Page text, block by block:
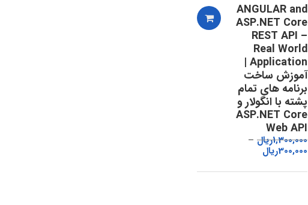
ANGULAR and
ASP.NET Core
REST API –
Real World
Application |
آموزش ساخت
برنامه های تمام
پشته با انگولار و
ASP.NET Core
Web API
1,300,000ریال
300,000ریال